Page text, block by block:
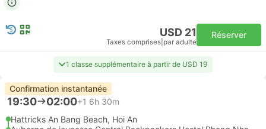
USD 21
Taxes comprises par adulte
Réserver
1 classe supplémentaire à partir de USD 19
Confirmation instantanée
19:30 02:00+1 6h 30m
Hattricks An Bang Beach, Hoi An